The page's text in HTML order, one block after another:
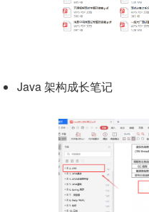
Java 架构成长笔记